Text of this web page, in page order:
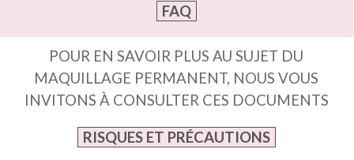
FAQ
POUR EN SAVOIR PLUS AU SUJET DU
MAQUILLAGE PERMANENT, NOUS VOUS
INVITONS À CONSULTER CES DOCUMENTS
RISQUES ET PRÉCAUTIONS